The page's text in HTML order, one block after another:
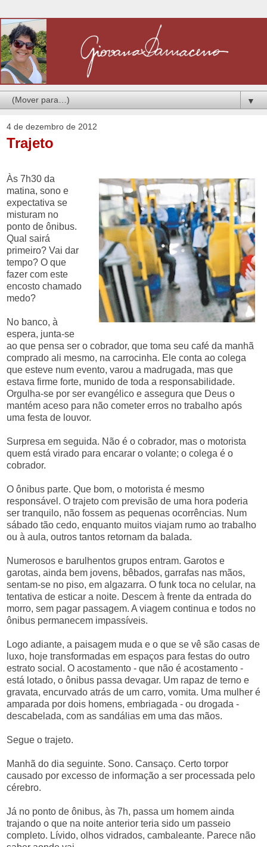
▼
4 de dezembro de 2012
Trajeto
Às 7h30 da
matina, sono e
expectativa se
misturam no
ponto de ônibus.
Qual sairá
primeiro? Vai dar
tempo? O que
fazer com este
encosto chamado
medo?
No banco, à
espera, junta-se
ao que pensa ser o cobrador, que toma seu café da manhã
comprado ali mesmo, na carrocinha. Ele conta ao colega
que esteve num evento, varou a madrugada, mas que
estava firme forte, munido de toda a responsabilidade.
Orgulha-se por ser evangélico e assegura que Deus o
mantém aceso para não cometer erros no trabalho após
uma festa de louvor.
Surpresa em seguida. Não é o cobrador, mas o motorista
quem está virado para encarar o volante; o colega é o
cobrador.
O ônibus parte. Que bom, o motorista é mesmo
responsável. O trajeto com previsão de uma hora poderia
ser tranquilo, não fossem as pequenas ocorrências. Num
sábado tão cedo, enquanto muitos viajam rumo ao trabalho
ou à aula, outros tantos retornam da balada.
Numerosos e barulhentos grupos entram. Garotos e
garotas, ainda bem jovens, bêbados, garrafas nas mãos,
sentam-se no piso, em algazarra. O funk toca no celular, na
tentativa de esticar a noite. Descem à frente da entrada do
morro, sem pagar passagem. A viagem continua e todos no
ônibus permanecem impassíveis.
Logo adiante, a paisagem muda e o que se vê são casas de
luxo, hoje transformadas em espaços para festas do outro
estrato social. O acostamento - que não é acostamento -
está lotado, o ônibus passa devagar. Um rapaz de terno e
gravata, encurvado atrás de um carro, vomita. Uma mulher é
amparada por dois homens, embriagada - ou drogada -
descabelada, com as sandálias em uma das mãos.
Segue o trajeto.
Manhã do dia seguinte. Sono. Cansaço. Certo torpor
causado por excesso de informação a ser processada pelo
cérebro.
Já no ponto de ônibus, às 7h, passa um homem ainda
trajando o que na noite anterior teria sido um passeio
completo. Lívido, olhos vidrados, cambaleante. Parece não